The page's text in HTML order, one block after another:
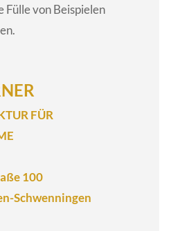
Fülle von Beispielen
FÜR
100
Schwenningen